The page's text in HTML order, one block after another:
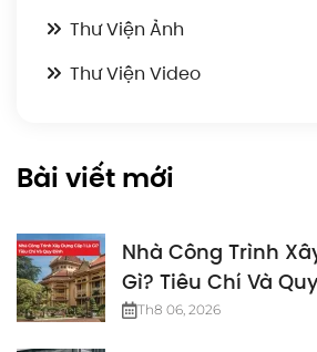
Thư Viện Ảnh
Thư Viện Video
Bài viết mới
Nhà Công Trình
Gì? Tiêu Chí Và
Th8 06, 2026